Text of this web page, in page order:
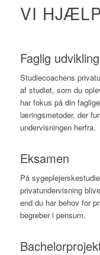
VI
Faglig udvikling
Studiecoachens
af studiet, som du
har fokus på din
læringsmetoder, der
undervisningen herfra.
Eksamen
På
privatundervisning
end du har behov for
begreber i pensum.